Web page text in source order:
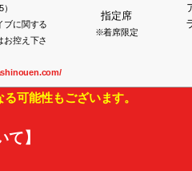
ブに関する
お控え下さ
指定席
※着席限定
可能性もございます。
】